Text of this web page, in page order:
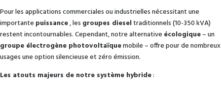
Pour les applications commerciales ou industrielles nécessitant une
importante puissance, les groupes dieseltraditionnels (10-350 kVA)
restent incontournables. Cependant, notre alternative écologique– un
groupe électrogène photovoltaïquemobile – offre pour de nombreux
usages une option silencieuse et zéro émission.
Les atouts majeurs de notre système hybride: